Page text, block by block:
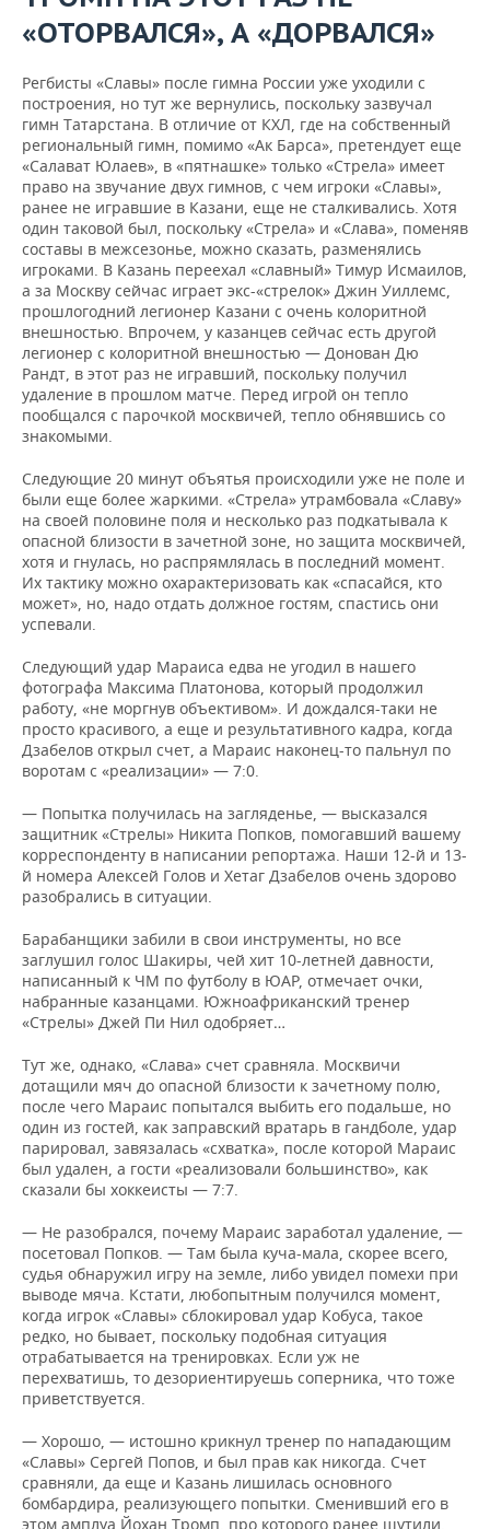
«ОТОРВАЛСЯ», А «ДОРВАЛСЯ»
Регбисты «Славы» после гимна России уже уходили с
построения, но тут же вернулись, поскольку зазвучал
гимн Татарстана. В отличие от КХЛ, где на собственный
региональный гимн, помимо «Ак Барса», претендует еще
«Салават Юлаев», в «пятнашке» только «Стрела» имеет
право на звучание двух гимнов, с чем игроки «Славы»,
ранее не игравшие в Казани, еще не сталкивались. Хотя
один таковой был, поскольку «Стрела» и «Слава», поменяв
составы в межсезонье, можно сказать, разменялись
игроками. В Казань переехал «славный» Тимур Исмаилов,
а за Москву сейчас играет экс-«стрелок» Джин Уиллемс,
прошлогодний легионер Казани с очень колоритной
внешностью. Впрочем, у казанцев сейчас есть другой
легионер с колоритной внешностью — Донован Дю
Рандт, в этот раз не игравший, поскольку получил
удаление в прошлом матче. Перед игрой он тепло
пообщался с парочкой москвичей, тепло обнявшись со
знакомыми.
Следующие 20 минут объятья происходили уже не поле и
были еще более жаркими. «Стрела» утрамбовала «Славу»
на своей половине поля и несколько раз подкатывала к
опасной близости в зачетной зоне, но защита москвичей,
хотя и гнулась, но распрямлялась в последний момент.
Их тактику можно охарактеризовать как «спасайся, кто
может», но, надо отдать должное гостям, спастись они
успевали.
Следующий удар Мараиса едва не угодил в нашего
фотографа Максима Платонова, который продолжил
работу, «не моргнув объективом». И дождался-таки не
просто красивого, а еще и результативного кадра, когда
Дзабелов открыл счет, а Мараис наконец-то пальнул по
воротам с «реализации» — 7:0.
— Попытка получилась на загляденье, — высказался
защитник «Стрелы» Никита Попков, помогавший вашему
корреспонденту в написании репортажа. Наши 12-й и 13-
й номера Алексей Голов и Хетаг Дзабелов очень здорово
разобрались в ситуации.
Барабанщики забили в свои инструменты, но все
заглушил голос Шакиры, чей хит 10-летней давности,
написанный к ЧМ по футболу в ЮАР, отмечает очки,
набранные казанцами. Южноафриканский тренер
«Стрелы» Джей Пи Нил одобряет…
Тут же, однако, «Слава» счет сравняла. Москвичи
дотащили мяч до опасной близости к зачетному полю,
после чего Мараис попытался выбить его подальше, но
один из гостей, как заправский вратарь в гандболе, удар
парировал, завязалась «схватка», после которой Мараис
был удален, а гости «реализовали большинство», как
сказали бы хоккеисты — 7:7.
— Не разобрался, почему Мараис заработал удаление, —
посетовал Попков. — Там была куча-мала, скорее всего,
судья обнаружил игру на земле, либо увидел помехи при
выводе мяча. Кстати, любопытным получился момент,
когда игрок «Славы» сблокировал удар Кобуса, такое
редко, но бывает, поскольку подобная ситуация
отрабатывается на тренировках. Если уж не
перехватишь, то дезориентируешь соперника, что тоже
приветствуется.
— Хорошо, — истошно крикнул тренер по нападающим
«Славы» Сергей Попов, и был прав как никогда. Счет
сравняли, да еще и Казань лишилась основного
бомбардира, реализующего попытки. Сменивший его в
этом амплуа Йохан Тромп, про которого ранее шутили,